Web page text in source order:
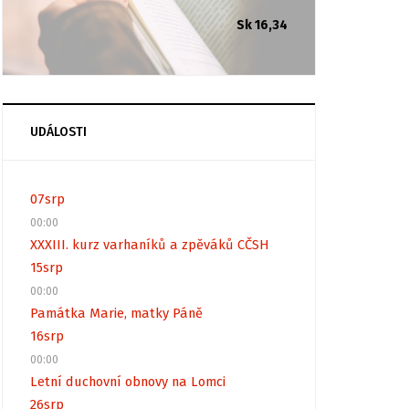
Sk 16,34
UDÁLOSTI
07srp
00:00
XXXIII. kurz varhaníků a zpěváků CČSH
15srp
00:00
Památka Marie, matky Páně
16srp
00:00
Letní duchovní obnovy na Lomci
26srp